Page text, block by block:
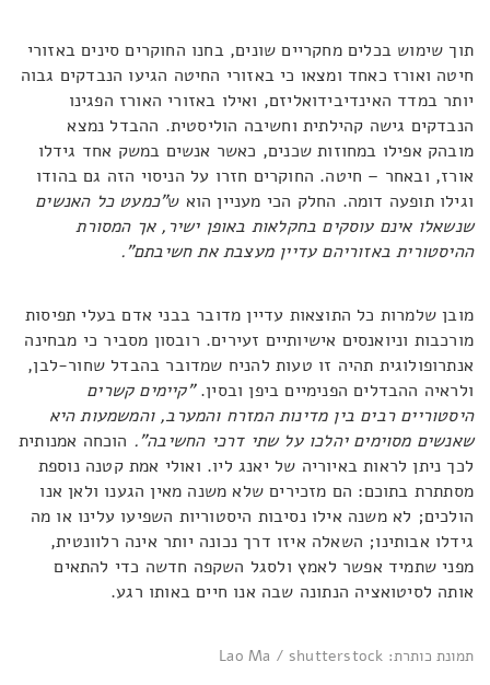
תוך שימוש בכלים מחקריים שונים, בחנו החוקרים סינים באזורי
חיטה ואורז כאחד ומצאו כי באזורי החיטה הגיעו הנבדקים גבוה
יותר במדד האינדיבידואליזם, ואילו באזורי האורז הפגינו
הנבדקים גישה קהילתית וחשיבה הוליסטית. ההבדל נמצא
מובהק אפילו במחוזות שכנים, כאשר אנשים במשק אחד גידלו
אורז, ובאחר – חיטה. החוקרים חזרו על הניסוי הזה גם בהודו
וגילו תופעה דומה. החלק הכי מעניין הוא ש"כמעט כל האנשים
שנשאלו אינם עוסקים בחקלאות באופן ישיר, אך המסורת
ההיסטורית באזוריהם עדיין מעצבת את חשיבתם".
מובן שלמרות כל התוצאות עדיין מדובר בבני אדם בעלי תפיסות
מורכבות וניואנסים אישיותיים זעירים. רובסון מסביר כי מבחינה
אנתרופולוגית תהיה זו טעות להניח שמדובר בהבדל שחור-לבן,
ולראיה ההבדלים הפנימיים ביפן ובסין."קיימים קשרים
היסטוריים רבים בין מדינות המזרח והמערב, והמשמעות היא
שאנשים מסוימים יהלכו על שתי דרכי החשיבה". הוכחה אמנותית
לכך ניתן לראות באיוריה של יאנג ליו. ואולי אמת קטנה נוספת
מסתתרת בתוכם: הם מזכירים שלא משנה מאין הגענו ולאן אנו
הולכים; לא משנה אילו נסיבות היסטוריות השפיעו עלינו או מה
גידלו אבותינו; השאלה איזו דרך נכונה יותר אינה רלוונטית,
מפני שתמיד אפשר לאמץ ולסגל השקפה חדשה כדי להתאים
אותה לסיטואציה הנתונה שבה אנו חיים באותו רגע.
תמונת כותרת: Lao Ma / shutterstock